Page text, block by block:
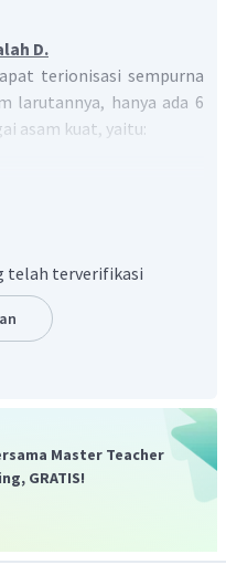
D.
terionisasi sempurna
larutannya, hanya ada 6
asam kuat, yaitu:
IA) dan alkali tanah
basa kuat, kecuali
adalah basa yang hanya
Contoh basa lemah
tersebut adalah
telah terverifikasi
Master Teacher
GRATIS!